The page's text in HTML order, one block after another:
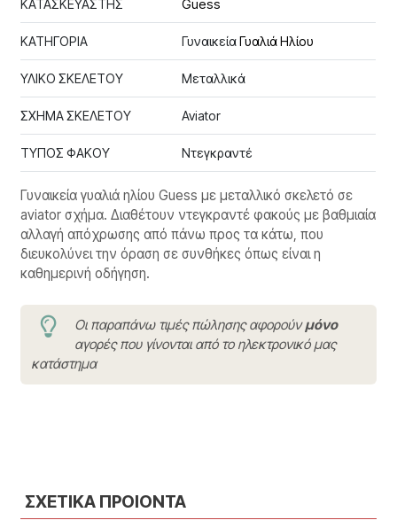
ΚΑΤΑΣΚΕΥΑΣΤΗΣ Guess
ΚΑΤΗΓΟΡΙΑ ΓυναικείαΓυαλιά Ηλίου
ΥΛΙΚΟ ΣΚΕΛΕΤΟΥ Μεταλλικά
ΣΧΗΜΑ ΣΚΕΛΕΤΟΥ Aviator
ΤΥΠΟΣ ΦΑΚΟΥ Ντεγκραντέ
Γυναικεία γυαλιά ηλίου Guess με μεταλλικό σκελετό σε
aviator σχήμα. Διαθέτουν ντεγκραντέ φακούς με βαθμιαία
αλλαγή απόχρωσης από πάνω προς τα κάτω, που
διευκολύνει την όραση σε συνθήκες όπως είναι η
καθημερινή οδήγηση.
Οι παραπάνω τιμές πώλησης αφορούνμόνο
αγορές που γίνονται από το ηλεκτρονικό μας
κατάστημα
ΣΧΕΤΙΚΑ ΠΡΟΙΟΝΤΑ